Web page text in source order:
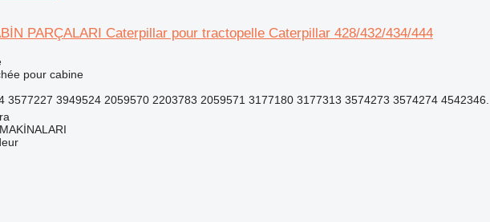
PARÇALARI Caterpillar pour tractopelle Caterpillar 428/432/434/444
pour cabine
3577227 3949524 2059570 2203783 2059571 3177180 3177313 3574273 3574274 4542346...